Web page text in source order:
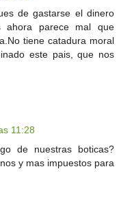
de gastarse el dinero
ahora parece mal que
tiene catadura moral
este pais, que nos
11:28
de nuestras boticas?
y mas impuestos para